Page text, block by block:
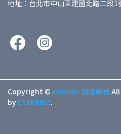
地址：台北市中山區建國北路二段1
Copyright © xzmusic 敦煌樂器
by CYBERBIZ.